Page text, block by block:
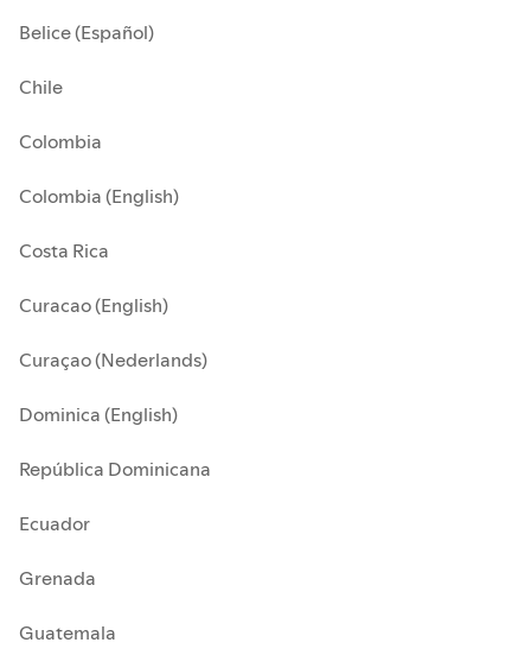
Belice (Español)
Chile
Colombia
Colombia (English)
Costa Rica
Curacao (English)
Curaçao (Nederlands)
Dominica (English)
República Dominicana
Ecuador
Grenada
Guatemala